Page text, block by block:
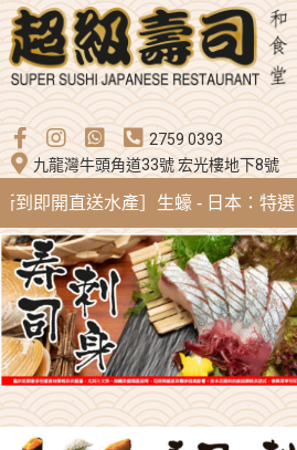
2759 0393
九龍灣牛頭角道33號 宏光樓地下8號
到即開直送水產］生蠔 - 日本：特選